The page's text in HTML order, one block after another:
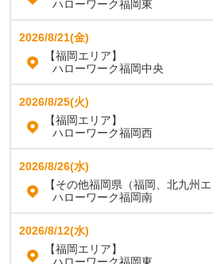
ハローワーク福岡東
2026/8/21(金)
【福岡エリア】
ハローワーク福岡中央
2026/8/25(火)
【福岡エリア】
ハローワーク福岡西
2026/8/26(水)
【その他福岡県（福岡、北九州エ
ハローワーク福岡南
2026/8/12(水)
【福岡エリア】